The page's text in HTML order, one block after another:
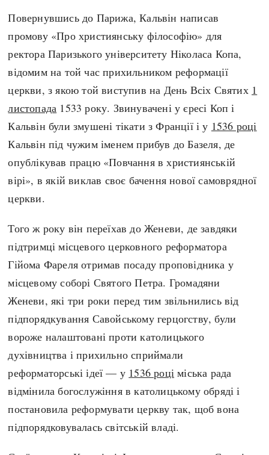
done
Повернувшись до Парижа, Кальвін написав
промову «Про християнську філософію» для
ректора Паризького університету Ніколаса Копа,
відомим на той час прихильником реформації
церкви, з якою той виступив на День Всіх Святих 1
листопада 1533 року. Звинувачені у єресі Коп і
Кальвін були змушені тікати з Франції і у 1536 році
Кальвін під чужим іменем прибув до Базеля, де
опублікував працю «Повчання в християнській
вірі», в якій виклав своє бачення нової самоврядної
церкви.
Того ж року він переїхав до Женеви, де завдяки
підтримці місцевого церковного реформатора
Гійома Фареля отримав посаду проповідника у
місцевому соборі Святого Петра. Громадяни
Женеви, які три роки перед тим звільнились від
підпорядкування Савойському герцогству, були
вороже налаштовані проти католицького
духівництва і прихильно сприймали
реформаторські ідеї — у 1536 році міська рада
відмінила богослужіння в католицькому обряді і
постановила реформувати церкву так, щоб вона
підпорядковувалась світській владі.